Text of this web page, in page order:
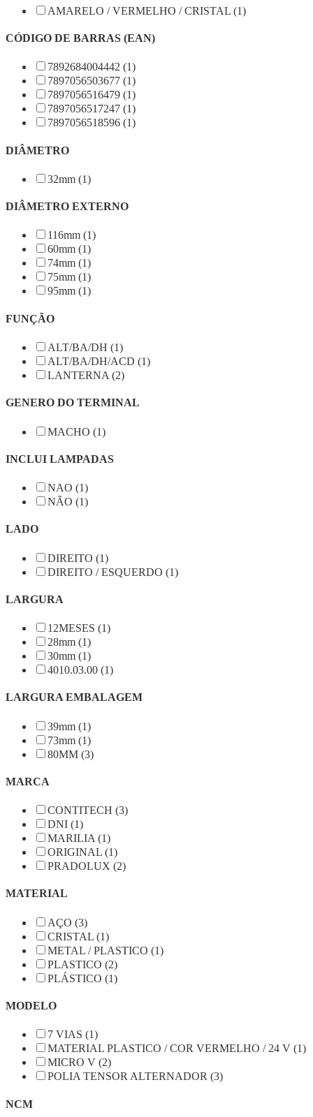
AMARELO / VERMELHO / CRISTAL (1)
CÓDIGO DE BARRAS (EAN)
7892684004442 (1)
7897056503677 (1)
7897056516479 (1)
7897056517247 (1)
7897056518596 (1)
DIÂMETRO
32mm (1)
DIÂMETRO EXTERNO
116mm (1)
60mm (1)
74mm (1)
75mm (1)
95mm (1)
FUNÇÃO
ALT/BA/DH (1)
ALT/BA/DH/ACD (1)
LANTERNA (2)
GENERO DO TERMINAL
MACHO (1)
INCLUI LAMPADAS
NAO (1)
NÃO (1)
LADO
DIREITO (1)
DIREITO / ESQUERDO (1)
LARGURA
12MESES (1)
28mm (1)
30mm (1)
4010.03.00 (1)
LARGURA EMBALAGEM
39mm (1)
73mm (1)
80MM (3)
MARCA
CONTITECH (3)
DNI (1)
MARILIA (1)
ORIGINAL (1)
PRADOLUX (2)
MATERIAL
AÇO (3)
CRISTAL (1)
METAL / PLASTICO (1)
PLASTICO (2)
PLÁSTICO (1)
MODELO
7 VIAS (1)
MATERIAL PLASTICO / COR VERMELHO / 24 V (1)
MICRO V (2)
POLIA TENSOR ALTERNADOR (3)
NCM